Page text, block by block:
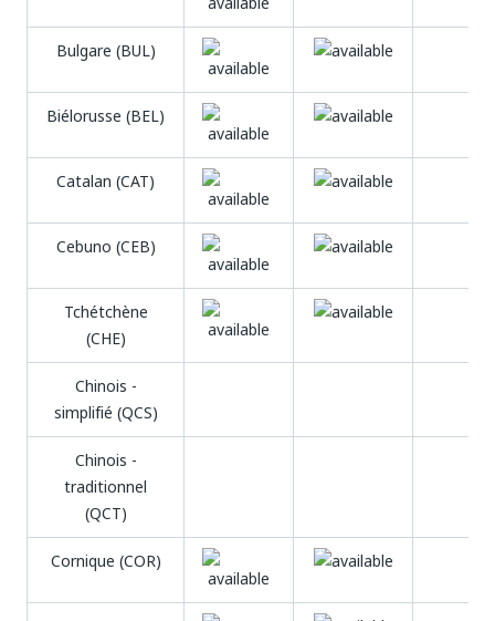
Bulgare (BUL)
Biélorusse (BEL)
Catalan (CAT)
Cebuno (CEB)
Tchétchène
(CHE)
Chinois -
simplifié (QCS)
Chinois -
traditionnel
(QCT)
Cornique (COR)